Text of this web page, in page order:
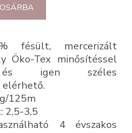
fésült, mercerizált
Öko-Tex minősítéssel
és igen széles
elérhető.
125m
2,5-3,5
4 évszakos